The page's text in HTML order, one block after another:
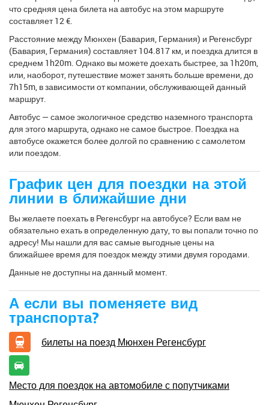
что средняя цена билета на автобус на этом маршруте
составляет 12 €.
Расстояние между Мюнхен (Бавария, Германия) и Регенсбург
(Бавария, Германия) составляет 104.817 км, и поездка длится в
среднем 1h20m. Однако вы можете доехать быстрее, за 1h20m,
или, наоборот, путешествие может занять больше времени, до
7h15m, в зависимости от компании, обслуживающей данный
маршрут.
Автобус — самое экологичное средство наземного транспорта
для этого маршрута, однако не самое быстрое. Поездка на
автобусе окажется более долгой по сравнению с самолетом
или поездом.
График цен для поездки на этой
линии в ближайшие дни
Вы желаете поехать в Регенсбург на автобусе? Если вам не
обязательно ехать в определенную дату, то вы попали точно по
адресу! Мы нашли для вас самые выгодные цены на
ближайшее время для поездок между этими двумя городами.
Данные не доступны на данный момент.
А если вы поменяете вид
транспорта?
билеты на поезд Мюнхен Регенсбург
Место для поездок на автомобиле с попутчиками